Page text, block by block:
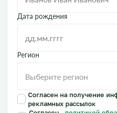
Дата рождения
Регион
Согласен на получение
рекламных рассылок